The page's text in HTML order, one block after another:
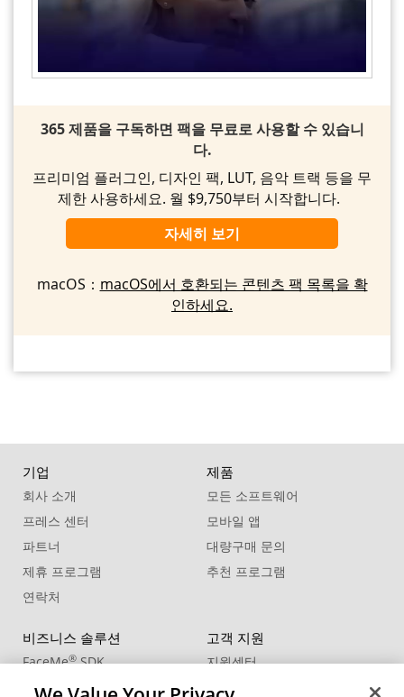
365 제품을 구독하면 팩을 무료로 사용할 수 있습니
다.
프리미엄 플러그인, 디자인 팩, LUT, 음악 트랙 등을 무
제한 사용하세요. 월 $9,750부터 시작합니다.
자세히 보기
macOS： macOS에서 호환되는 콘텐츠 팩 목록을 확
인하세요.
기업
회사 소개
프레스 센터
파트너
제휴 프로그램
연락처
제품
모든 소프트웨어
모바일 앱
대량구매 문의
추천 프로그램
비즈니스 솔루션
FaceMe®SDK
고객 지원
지원센터
제품 업데이트